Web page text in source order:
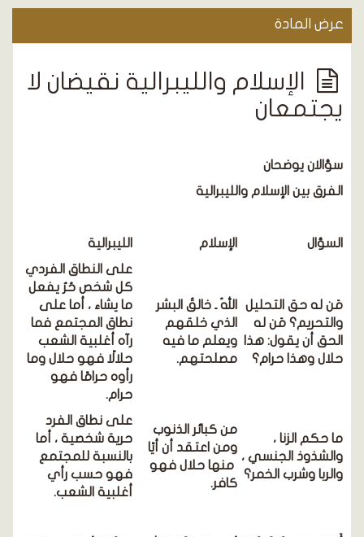
عرض المادة
الإسلام والليبرالية نقيضان لا
يجتمعان
سؤالان يوضحان
الفرق بين الإسلام والليبرالية
السؤال الإسلام الليبرالية
مَن له حق التحليل
والتحريم؟ مَن له
الحق أن يقول: هذا
حلال وهذا حرام؟
اللهُ ـ خالقُ البشر
الذي خلقهم
ويعلم ما فيه
مصلحتهم.
على النطاق الفردي
كل شخص حُرٌ يفعل
ما يشاء ، أما على
نطاق المجتمع فما
رآه أغلبية الشعب
حلالًا فهو حلال وما
رأوه حرامًا فهو
حرام.
ما حكم الزنا ،
والشذوذ الجنسي ،
والربا وشرب الخمر؟
من كبائر الذنوب
ومن اعتقد أن أيًا
منها حلال فهو
كافر.
على نطاق الفرد
حرية شخصية ، أما
بالنسبة للمجتمع
فهو حسب رأي
أغلبية الشعب.